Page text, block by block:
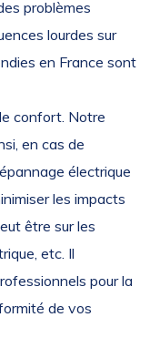
problèmes
lourdes sur
en France sont
confort. Notre
en cas de
électrique
les impacts
être sur les
etc. Il
pour la
de vos